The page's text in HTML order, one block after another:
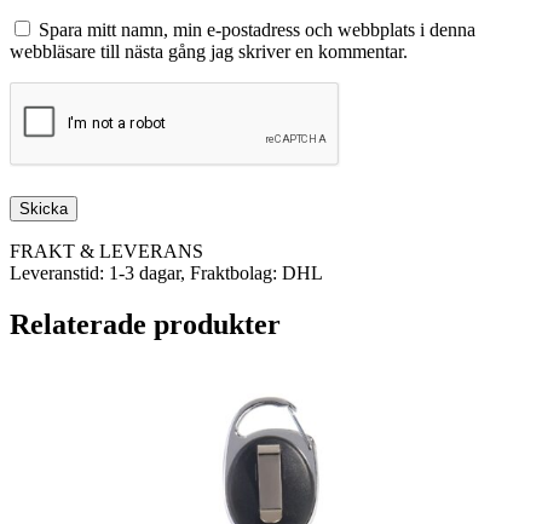
Spara mitt namn, min e-postadress och webbplats i denna
webbläsare till nästa gång jag skriver en kommentar.
FRAKT & LEVERANS
Leveranstid: 1-3 dagar, Fraktbolag: DHL
Relaterade produkter